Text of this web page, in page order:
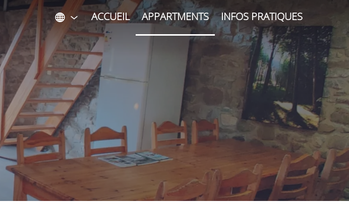
ACCUEIL APPARTMENTS INFOS PRATIQUES